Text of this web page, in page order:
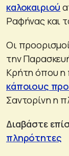
καλοκαιριού
Ραφήνας και
Οι
την
Κρήτη όπου η
κάποιους
Σαντορίνη η
Διαβάστε
πληρότητες